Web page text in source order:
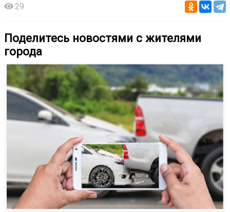
29
Поделитесь новостями с жителями
города